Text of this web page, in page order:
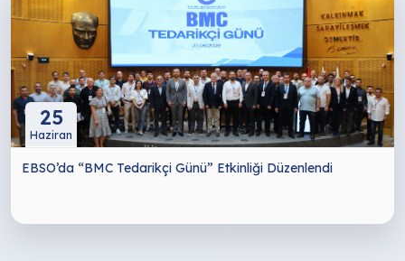
25
Haziran
EBSO’da “BMC Tedarikçi Günü” Etkinliği Düzenlendi